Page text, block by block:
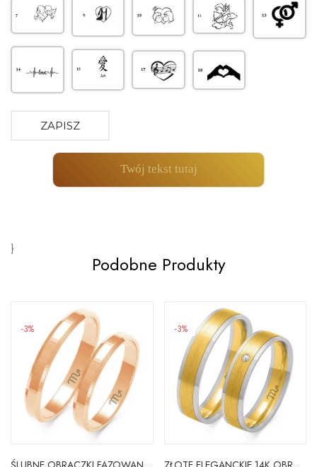
ZAPISZ
Twój tekst tutaj
}
Podobne Produkty
-3% -3%